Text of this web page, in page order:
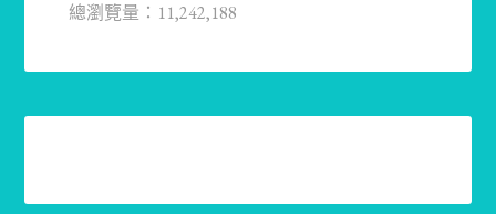
總瀏覽量：11,242,188